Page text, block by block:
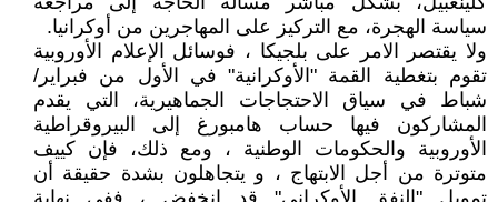
سياسة الهجرة، مع التركيز على المهاجرين من أوكرانيا.
ولا يقتصر الامر على بلجيكا ، فوسائل الإعلام الأوروبية
تقوم بتغطية القمة "الأوكرانية" في الأول من فبراير/
شباط في سياق الاحتجاجات الجماهيرية، التي يقدم
المشاركون فيها حساب هامبورغ إلى البيروقراطية
الأوروبية والحكومات الوطنية ، ومع ذلك، فإن كييف
متوترة من أجل الابتهاج ، و يتجاهلون بشدة حقيقة أن